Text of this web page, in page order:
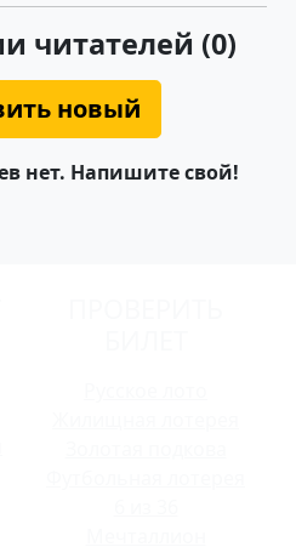
читателей (0)
новый
нет. Напишите свой!